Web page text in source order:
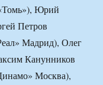
Юрий
Петров
Мадрид), Олег
Канунников
Москва),